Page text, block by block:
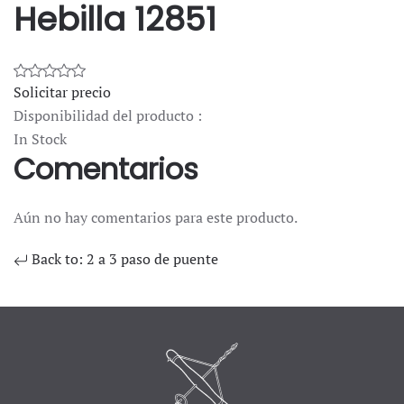
Hebilla 12851
Solicitar precio
Disponibilidad del producto :
In Stock
Comentarios
Aún no hay comentarios para este producto.
Back to: 2 a 3 paso de puente